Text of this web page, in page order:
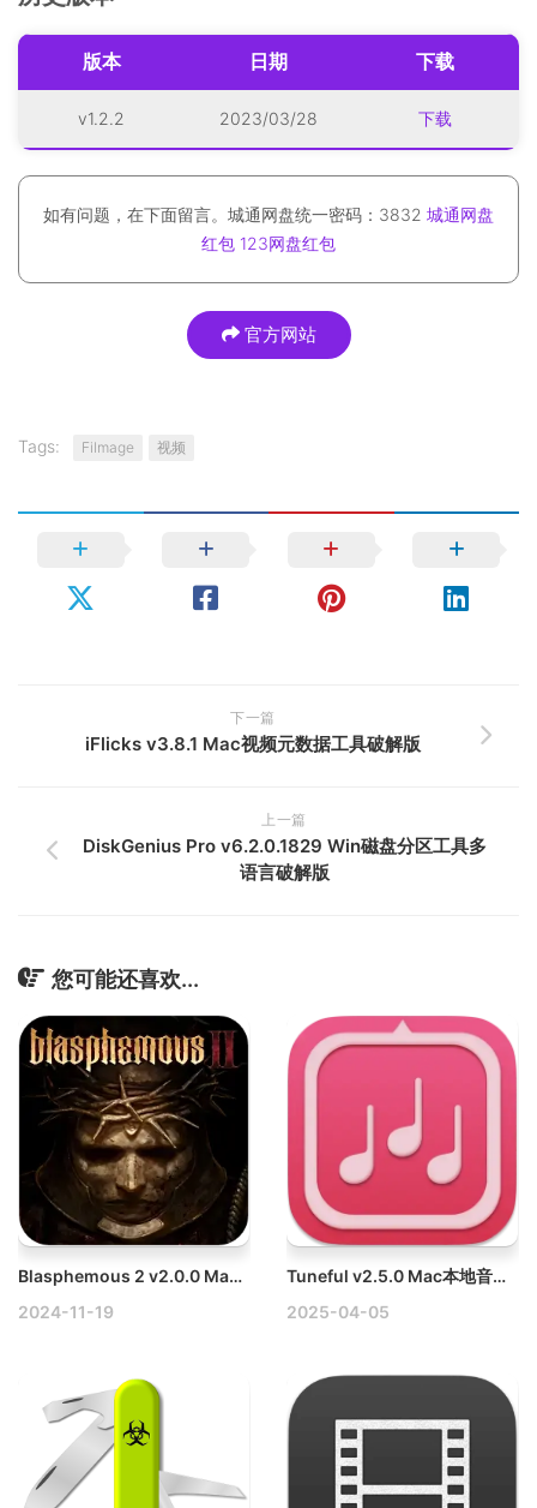
版本 日期 下载
v1.2.2 2023/03/28 下载
如有问题，在下面留言。城通网盘统一密码：3832 城通网盘
红包 123网盘红包
官方网站
Tags: Filmage 视频
下一篇
iFlicks v3.8.1 Mac视频元数据工具破解版
上一篇
DiskGenius Pro v6.2.0.1829 Win磁盘分区工具多
语言破解版
您可能还喜欢...
Blasphemous 2 v2.0.0 Mac神之亵渎2
2024-11-19
Tuneful v2.5.0 Mac本地音乐播放破解版
2025-04-05